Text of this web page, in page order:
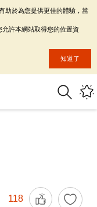
118
助於為您提供更佳的體驗，當
許本網站取得您的位置資
知道了